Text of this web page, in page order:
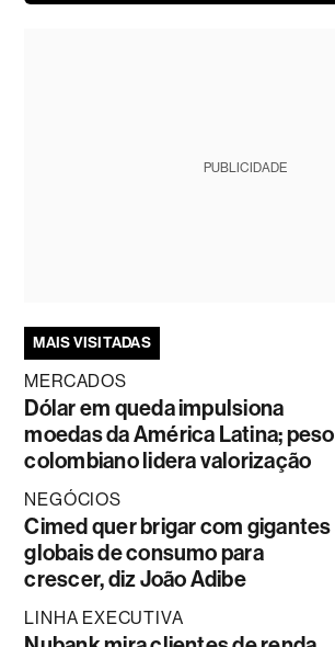
PUBLICIDADE
MAIS VISITADAS
MERCADOS
Dólar em queda impulsiona
moedas da América Latina; peso
colombiano lidera valorização
NEGÓCIOS
Cimed quer brigar com gigantes
globais de consumo para
crescer, diz João Adibe
LINHA EXECUTIVA